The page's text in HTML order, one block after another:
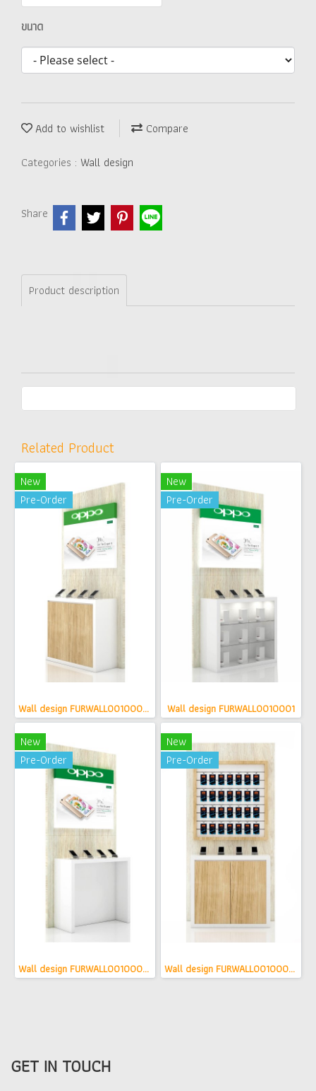
ขนาด
Add to wishlist
Compare
Categories : Wall design
Share
Product description
Related Product
New
Pre-Order
Wall design FURWALL0010001(copy)(copy)
New
Pre-Order
Wall design FURWALL0010001
New
Pre-Order
Wall design FURWALL0010001(copy)(copy)(copy)(copy)
New
Pre-Order
Wall design FURWALL0010001(copy)(copy)(copy)
GET IN TOUCH